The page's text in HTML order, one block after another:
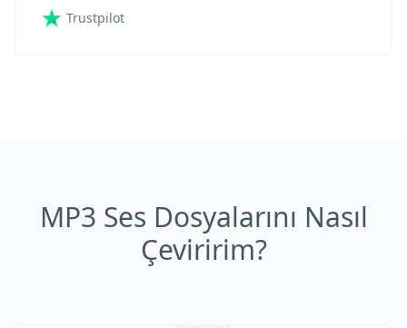
Trustpilot
MP3 Ses Dosyalarını Nasıl
Çeviririm?